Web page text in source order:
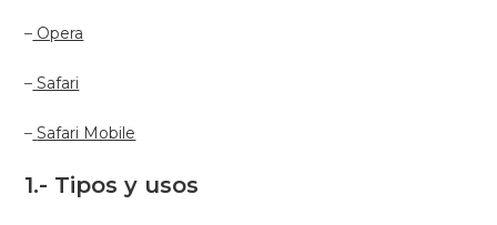
– Opera
– Safari
– Safari Mobile
1.- Tipos y usos